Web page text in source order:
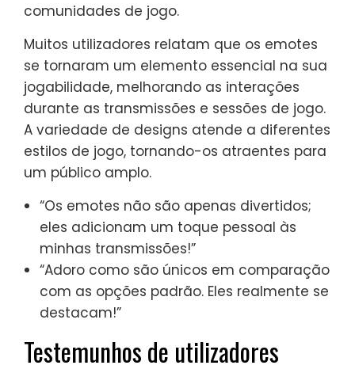
comunidades de jogo.
Muitos utilizadores relatam que os emotes
se tornaram um elemento essencial na sua
jogabilidade, melhorando as interações
durante as transmissões e sessões de jogo.
A variedade de designs atende a diferentes
estilos de jogo, tornando-os atraentes para
um público amplo.
“Os emotes não são apenas divertidos;
eles adicionam um toque pessoal às
minhas transmissões!”
“Adoro como são únicos em comparação
com as opções padrão. Eles realmente se
destacam!”
Testemunhos de utilizadores